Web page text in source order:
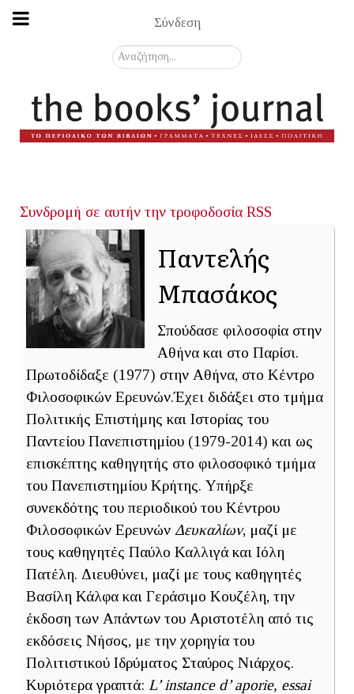
Σύνδεση
Αναζήτηση...
Συνδρομή σε αυτήν την τροφοδοσία RSS
Παντελής
Μπασάκος
Σπούδασε φιλοσοφία στην
Αθήνα και στο Παρίσι.
Πρωτοδίδαξε (1977) στην Αθήνα, στο Κέντρο
Φιλοσοφικών Ερευνών.Έχει διδάξει στο τμήμα
Πολιτικής Επιστήμης και Ιστορίας του
Παντείου Πανεπιστημίου (1979-2014) και ως
επισκέπτης καθηγητής στο φιλοσοφικό τμήμα
του Πανεπιστημίου Κρήτης. Υπήρξε
συνεκδότης του περιοδικού του Κέντρου
Φιλοσοφικών Ερευνών Δευκαλίων, μαζί με
τους καθηγητές Παύλο Καλλιγά και Ιόλη
Πατέλη. Διευθύνει, μαζί με τους καθηγητές
Βασίλη Κάλφα και Γεράσιμο Κουζέλη, την
έκδοση των Απάντων του Αριστοτέλη από τις
εκδόσεις Νήσος, με την χορηγία του
Πολιτιστικού Ιδρύματος Σταύρος Νιάρχος.
Κυριότερα γραπτά: L’ instance d’ aporie, essai